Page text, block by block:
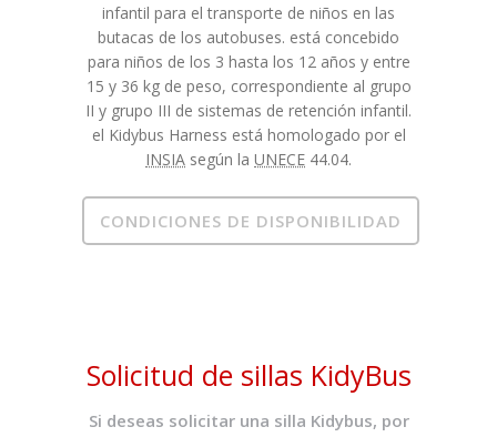
infantil para el transporte de niños en las
butacas de los autobuses. está concebido
para niños de los 3 hasta los 12 años y entre
15 y 36 kg de peso, correspondiente al grupo
II y grupo III de sistemas de retención infantil.
el Kidybus Harness está homologado por el
INSIA según la UNECE 44.04.
CONDICIONES DE DISPONIBILIDAD
Solicitud de sillas KidyBus
Si deseas solicitar una silla Kidybus, por